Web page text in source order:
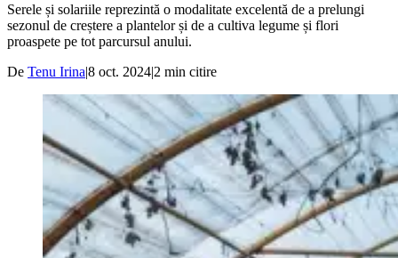
Serele și solariile reprezintă o modalitate excelentă de a prelungi
sezonul de creștere a plantelor și de a cultiva legume și flori
proaspete pe tot parcursul anului.
De Tenu Irina|8 oct. 2024|2 min citire